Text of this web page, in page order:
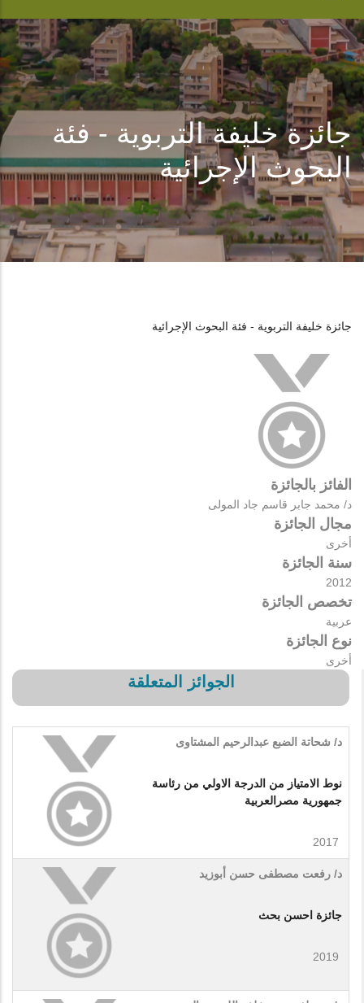
جائزة خليفة التربوية - فئة
البحوث الإجرائية
جائزة خليفة التربوية - فئة البحوث الإجرائية
الفائز بالجائزة
د/ محمد جابر قاسم جاد المولى
مجال الجائزة
أخرى
سنة الجائزة
2012
تخصص الجائزة
عربية
نوع الجائزة
أخرى
الجوائز المتعلقة
د/ شحاتة الضبع عبدالرحيم المشتاوى
نوط الامتياز من الدرجة الاولي من رئاسة
جمهورية مصرالعربية
د/ رفعت مصطفى حسن أبوزيد
جائزة احسن بحث